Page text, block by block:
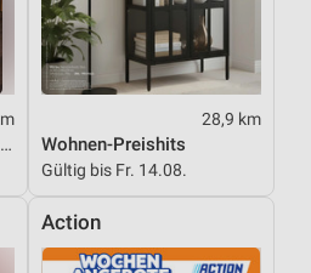
Bis zu 62% in diesem prospekt
28,9 km
Wohnen-Preishits
Gültig bis Fr. 14.08.
Action